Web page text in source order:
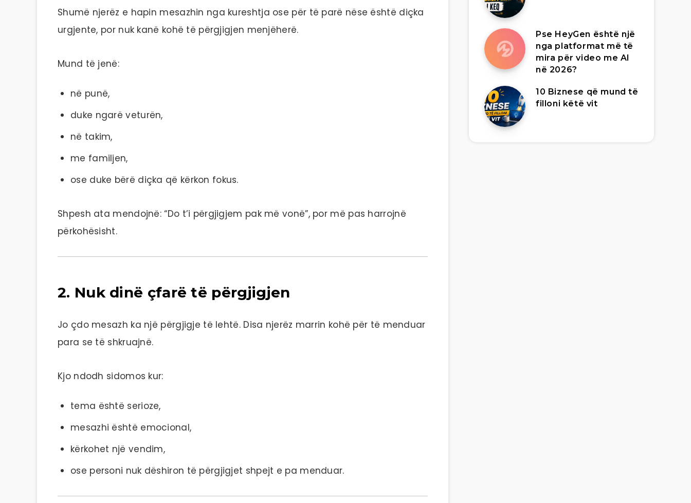
Shumë njerëz e hapin mesazhin nga kureshtja ose për të parë nëse është diçka
urgjente, por nuk kanë kohë të përgjigjen menjëherë.
Mund të jenë:
në punë,
duke ngarë veturën,
në takim,
me familjen,
ose duke bërë diçka që kërkon fokus.
Shpesh ata mendojnë: “Do t’i përgjigjem pak më vonë”, por më pas harrojnë
përkohësisht.
2. Nuk dinë çfarë të përgjigjen
Jo çdo mesazh ka një përgjigje të lehtë. Disa njerëz marrin kohë për të menduar
para se të shkruajnë.
Kjo ndodh sidomos kur:
tema është serioze,
mesazhi është emocional,
kërkohet një vendim,
ose personi nuk dëshiron të përgjigjet shpejt e pa menduar.
Pse HeyGen është një
nga platformat më të
mira për video me AI
në 2026?
10 Biznese që mund të
filloni këtë vit